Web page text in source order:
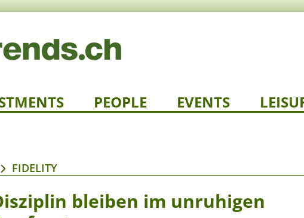
PEOPLE EVENTS
FIDELITY
bleiben im unruhigen